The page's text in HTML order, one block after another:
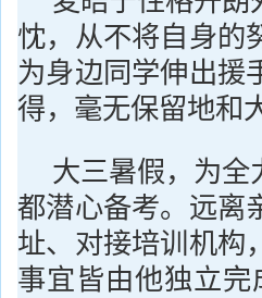
忱，从不将自身的
为身边同学伸出援
得，毫无保留地和
大三暑假，为全
都潜心备考。远离
址、对接培训机构
事宜皆由他独立完